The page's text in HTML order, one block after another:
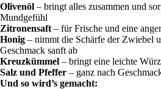
Olivenöl – bringt alles zusammen und
Mundgefühl
Zitronensaft – für Frische und eine
Honig – nimmt die Schärfe der Zwiebel
Geschmack sanft ab
Kreuzkümmel – bringt eine leichte
Salz und Pfeffer – ganz nach
Und so wird’s gemacht: